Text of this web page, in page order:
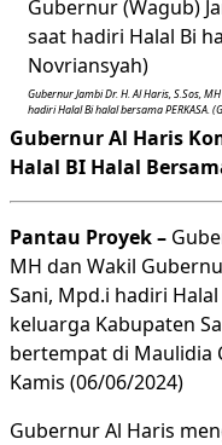
Gubernur Jambi Dr. H. Al Haris, S.Sos,
hadiri Halal Bi halal bersama PERKASA.
Gubernur Al Haris
Halal BI Halal
Pantau Proyek –
MH dan Wakil
Sani, Mpd.i hadiri
keluarga Kabupaten
bertempat di Maulidia
Kamis (06/06/2024)
Gubernur Al Haris